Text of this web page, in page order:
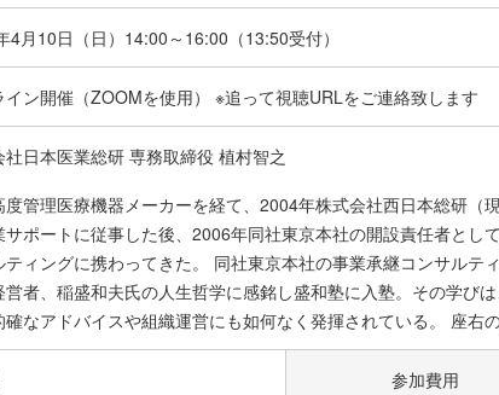
4月10日（日） 14:00～16:00（13:50受付）
イン開催（ZOOMを使用） ※追って視聴URLをご連絡致します
社日本医業総研 専務取締役 植村智之
度管理医療機器メーカーを経て、2004年株式会社西日本総研（
サポートに従事した後、2006年同社東京本社の開設責任者とし
ティングに携わってきた。 同社東京本社の事業承継コンサル
営者、稲盛和夫氏の人生哲学に感銘し盛和塾に入塾。その学び
確なアドバイスや組織運営にも如何なく発揮されている。 座右
参加費用